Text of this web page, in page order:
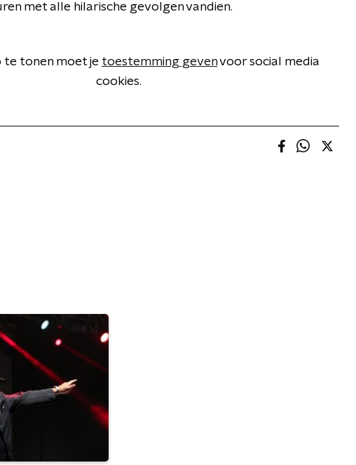
met alle hilarische gevolgen vandien.
te tonen moet je toestemming gevenvoor social media
cookies.